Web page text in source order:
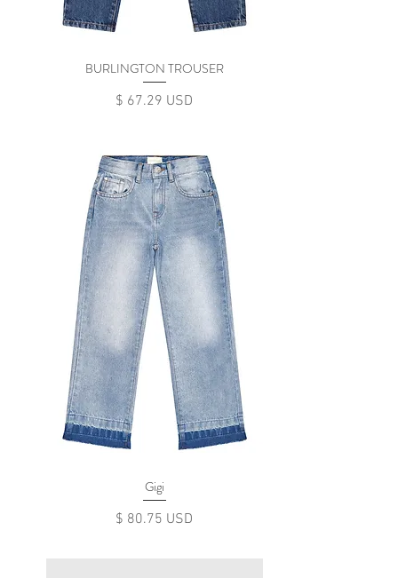
BURLINGTON TROUSER
Цена
$ 67.29 USD
Gigi
Цена
$ 80.75 USD